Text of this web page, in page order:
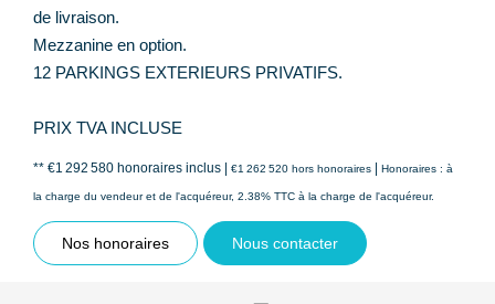
de livraison.
Mezzanine en option.
12 PARKINGS EXTERIEURS PRIVATIFS.
PRIX TVA INCLUSE
** €1 292 580 honoraires inclus | €1 262 520 hors honoraires | Honoraires : à
la charge du vendeur et de l'acquéreur, 2.38% TTC à la charge de l'acquéreur.
Nos honoraires Nous contacter